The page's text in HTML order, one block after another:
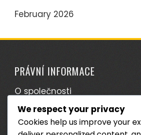
February 2026
PRÁVNÍ INFORMACE
O společnosti
Zásady ochrany dat
Podmínky služby
We respect your privacy
Cookies help us improve your